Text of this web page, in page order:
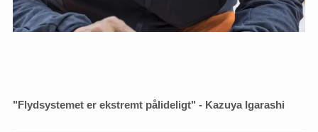
"Flydsystemet er ekstremt pålideligt" - Kazuya Igarashi